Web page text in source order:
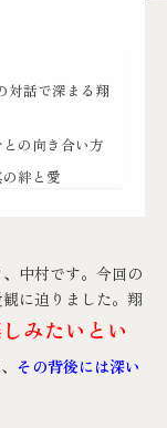
対話で深まる翔
の向き合い方
絆と愛
中村です。今回の
に迫りました。翔
みたいとい
その背後には深い